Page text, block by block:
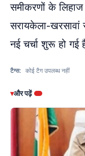
समीकरणों के लिहाज
सरायकेला-खरसावां
नई चर्चा शुरू हो गई
टैग्स: कोई टैग उपलब्ध नहीं
▾और पढ़ें